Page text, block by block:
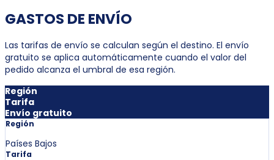
GASTOS DE ENVÍO
Las tarifas de envío se calculan según el destino. El envío
gratuito se aplica automáticamente cuando el valor del
pedido alcanza el umbral de esa región.
Región
Tarifa
Envío gratuito
Región
Países Bajos
Tarifa